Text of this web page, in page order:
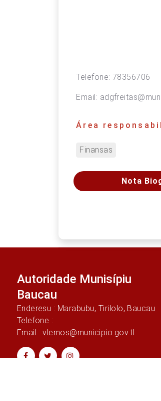
Telefone:78356706
Email:
Área
Finansas
Nota
Autoridade Munisípiu
Baucau
Enderesu : Marabubu, Tirilolo, Baucau
Telefone :
Email : vlemos@municipio.gov.tl